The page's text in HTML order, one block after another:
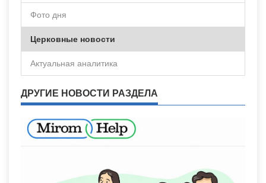
Фото дня
Церковные новости
Актуальная аналитика
ДРУГИЕ НОВОСТИ РАЗДЕЛА